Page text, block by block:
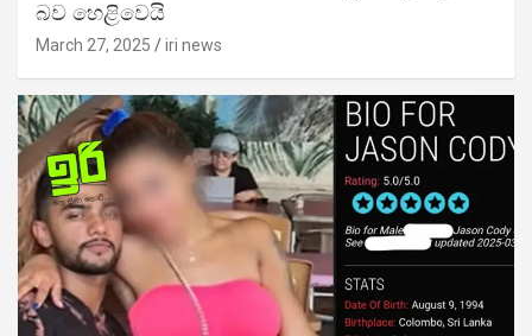
බව හෙළිවෙයි
March 27, 2025 iri news